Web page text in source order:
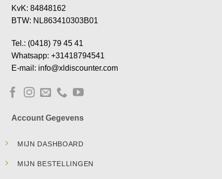
KvK: 84848162
BTW: NL863410303B01
Tel.: (0418) 79 45 41
Whatsapp: +31418794541
E-mail: info@xldiscounter.com
Account Gegevens
MIJN DASHBOARD
MIJN BESTELLINGEN